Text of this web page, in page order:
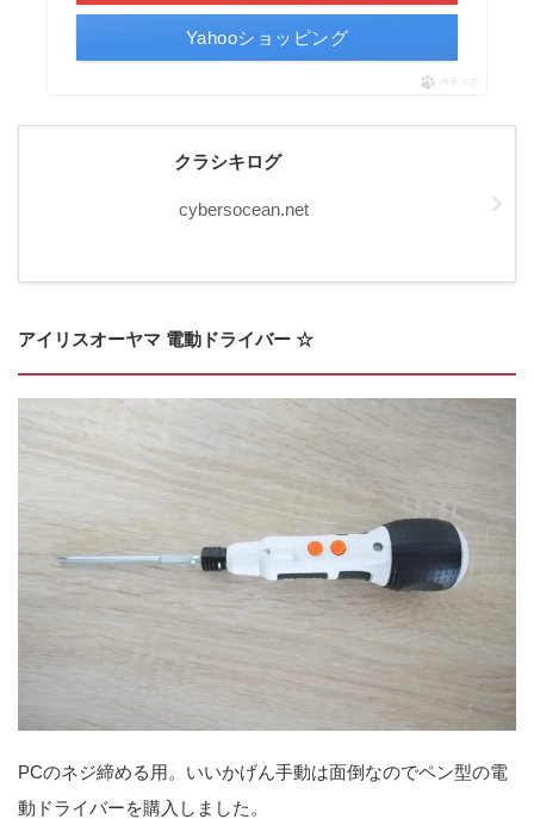
Yahooショッピング
ポチップ
クラシキログ
cybersocean.net
アイリスオーヤマ 電動ドライバー ☆
PCのネジ締める用。いいかげん手動は面倒なのでペン型の電
動ドライバーを購入しました。